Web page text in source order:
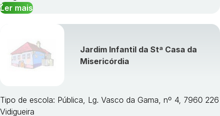
Ler mais
Jardim Infantil da Stª Casa da
Misericórdia
Tipo de escola: Pública, Lg. Vasco da Gama, nº 4, 7960 226
Vidigueira